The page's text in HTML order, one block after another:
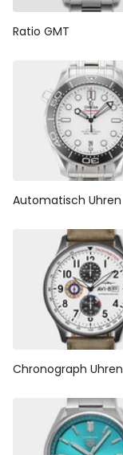
Ratio GMT
Automatisch Uhren
Chronograph Uhren